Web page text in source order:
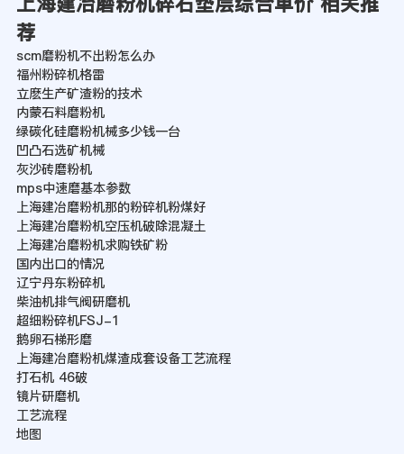
荐
scm磨粉机不出粉怎么办
福州粉碎机格雷
立麽生产矿渣粉的技术
内蒙石料磨粉机
绿碳化硅磨粉机械多少钱一台
凹凸石选矿机械
灰沙砖磨粉机
mps中速磨基本参数
上海建冶磨粉机那的粉碎机粉煤好
上海建冶磨粉机空压机破除混凝土
上海建冶磨粉机求购铁矿粉
国内出口的情况
辽宁丹东粉碎机
柴油机排气阀研磨机
超细粉碎机FSJ-1
鹅卵石梯形磨
上海建冶磨粉机煤渣成套设备工艺流程
打石机 46破
镜片研磨机
工艺流程
地图